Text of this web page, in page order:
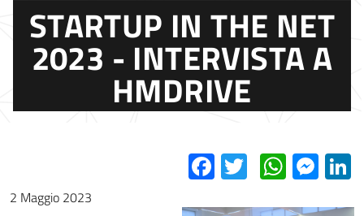
STARTUP IN THE NET
2023 - INTERVISTA A
HMDRIVE
Facebook
Twitter
2 Maggio 2023